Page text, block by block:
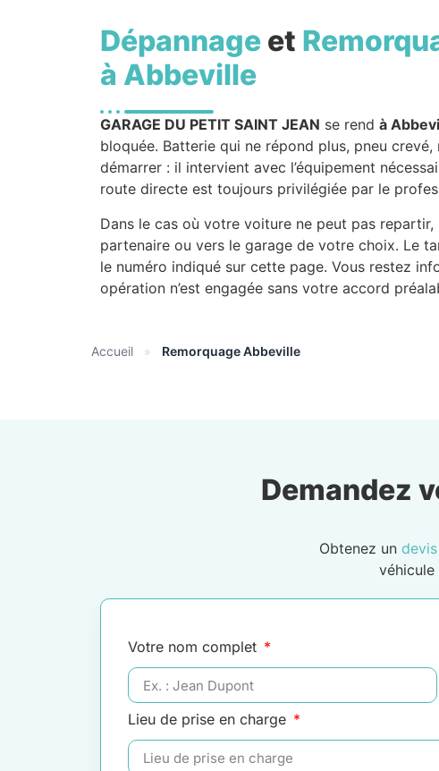
Dépannage et
à Abbeville
GARAGE DU PETIT SAINT JEAN se rend à
bloquée. Batterie qui ne répond plus, pneu
démarrer : il intervient avec l’équipement
route directe est toujours privilégiée par le
Dans le cas où votre voiture ne peut pas repartir,
partenaire ou vers le garage de votre choix. Le
le numéro indiqué sur cette page. Vous restez
opération n’est engagée sans votre accord
Accueil » Remorquage Abbeville
Demandez
Obtenez un
véhicule
Votre nom complet
Lieu de prise en charge